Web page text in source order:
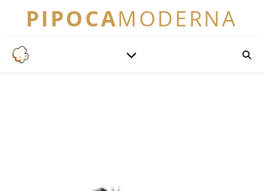
PIPOCAMODERNA